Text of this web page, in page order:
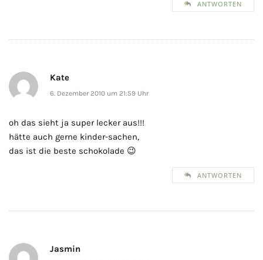
ANTWORTEN
Kate
6. Dezember 2010 um 21:59 Uhr
oh das sieht ja super lecker aus!!!
hätte auch gerne kinder-sachen,
das ist die beste schokolade 😉
ANTWORTEN
Jasmin